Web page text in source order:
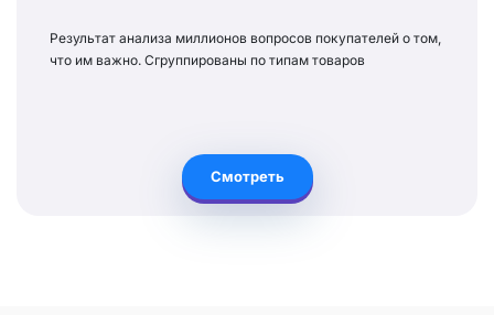
Результат анализа миллионов вопросов покупателей о том,
что им важно. Сгруппированы по типам товаров
Смотреть